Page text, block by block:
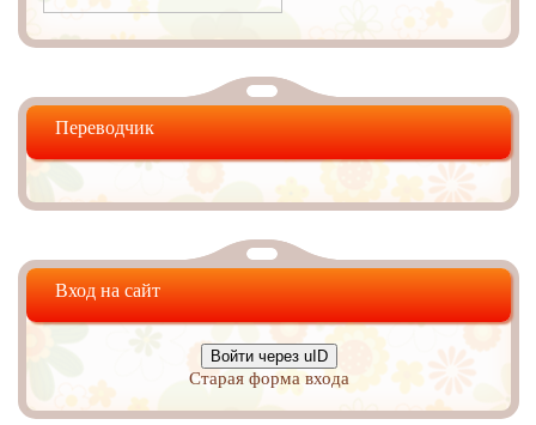
Переводчик
Вход на сайт
Войти через uID
Старая форма входа